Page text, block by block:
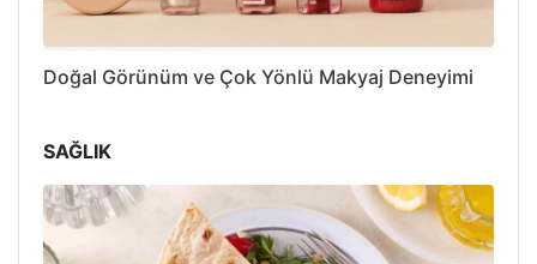
Doğal Görünüm ve Çok Yönlü Makyaj Deneyimi
SAĞLIK